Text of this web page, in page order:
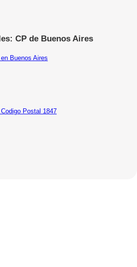
CP de Buenos Aires
Buenos Aires
Postal 1847